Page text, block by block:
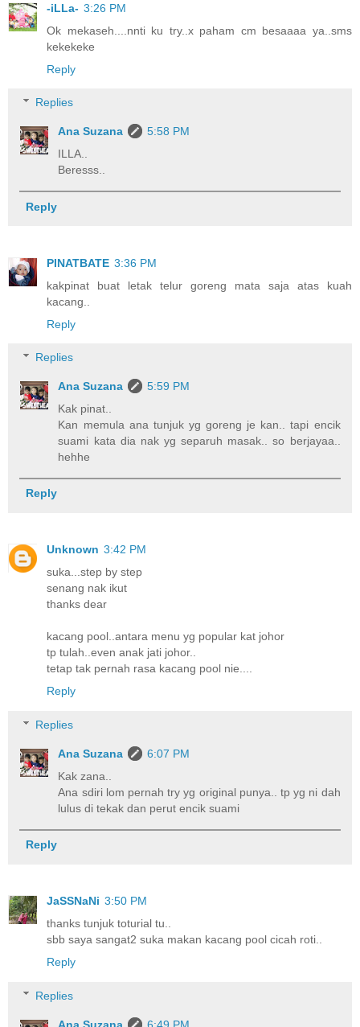
-iLLa- 3:26 PM
Ok mekaseh....nnti ku try..x paham cm besaaaa ya..sms
kekekeke
Reply
Replies
Ana Suzana
5:58 PM
ILLA..
Beresss..
Reply
PINATBATE 3:36 PM
kakpinat buat letak telur goreng mata saja atas kuah
kacang..
Reply
Replies
Ana Suzana
5:59 PM
Kak pinat..
Kan memula ana tunjuk yg goreng je kan.. tapi encik
suami kata dia nak yg separuh masak.. so berjayaa..
hehhe
Reply
Unknown 3:42 PM
suka...step by step
senang nak ikut
thanks dear
kacang pool..antara menu yg popular kat johor
tp tulah..even anak jati johor..
tetap tak pernah rasa kacang pool nie....
Reply
Replies
Ana Suzana
6:07 PM
Kak zana..
Ana sdiri lom pernah try yg original punya.. tp yg ni dah
lulus di tekak dan perut encik suami
Reply
JaSSNaNi 3:50 PM
thanks tunjuk toturial tu..
sbb saya sangat2 suka makan kacang pool cicah roti..
Reply
Replies
Ana Suzana 6:49 PM